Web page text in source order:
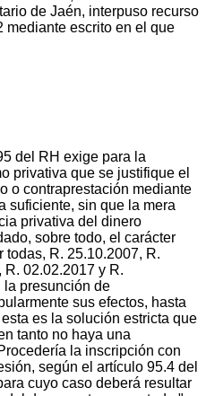
de Jaén, interpuso recurso
mediante escrito en el que
del RH exige para la
privativa que se justifique el
o contraprestación mediante
suficiente, sin que la mera
privativa del dinero
sobre todo, el carácter
todas, R. 25.10.2007, R.
R. 02.02.2017 y R.
la presunción de
sus efectos, hasta
es la solución estricta que
tanto no haya una
la inscripción con
según el artículo 95.4 del
cuyo caso deberá resultar